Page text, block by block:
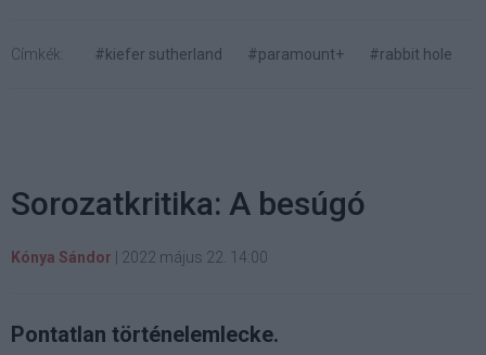
Címkék: #kiefer sutherland #paramount+ #rabbit hole
Sorozatkritika: A besúgó
Kónya Sándor 2022 május 22. 14:00
Pontatlan történelemlecke.